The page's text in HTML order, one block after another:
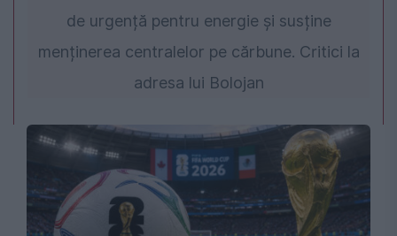
de urgență pentru energie și susține
menținerea centralelor pe cărbune. Critici la
adresa lui Bolojan